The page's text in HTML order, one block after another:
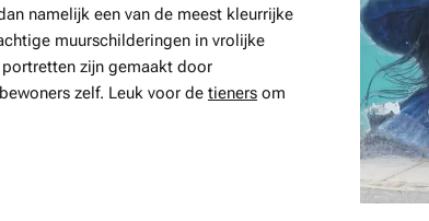
namelijk een van de meest kleurrijke
muurschilderingen in vrolijke
zijn gemaakt door
zelf. Leuk voor de tieners om